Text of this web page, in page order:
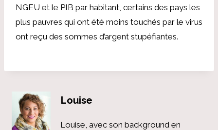
NGEU et le PIB par habitant, certains des pays les
plus pauvres qui ont été moins touchés par le virus
ont reçu des sommes d’argent stupéfiantes.
Louise
Louise, avec son background en